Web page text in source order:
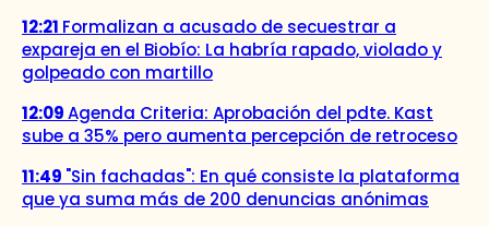
12:21 Formalizan a acusado de secuestrar a
expareja en el Biobío: La habría rapado, violado y
golpeado con martillo
12:09Agenda Criteria: Aprobación del pdte. Kast
sube a 35% pero aumenta percepción de retroceso
11:49 "Sin fachadas": En qué consiste la plataforma
que ya suma más de 200 denuncias anónimas